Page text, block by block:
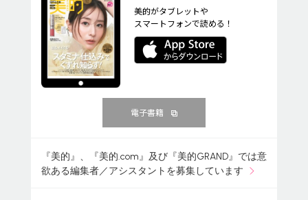
美的がタブレットや
スマートフォンで読める！
電子書籍
『美的』、『美的.com』及び『美的GRAND』では意
欲ある編集者／アシスタントを募集しています